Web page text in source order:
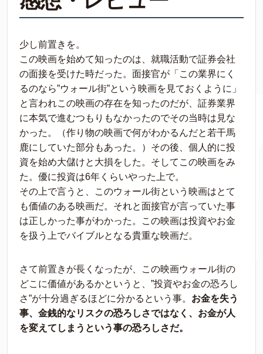
少し前置きを。
この映画を始めて知ったのは、就職活動で証券会社
の面接を受けた時だった。面接官が「この業界にく
るのなら”ウォール街”という映画を見ておくように」
と言われこの映画の存在を知ったのだが、証券業界
に本気で進むつもりもなかったのでその当時は見な
かった。（作り物の映画で何がわかるんだと若干馬
鹿にしていた部分もあった。）その後、個人的に投
資を始め大儲けと大損をした。そしてこの映画をみ
た。優に投資は6年くらいやった上で。
その上で言うと、このウォール街という映画はとて
も価値のある映画だ。それと面接官が言っていた事
は正しかった事がわかった。この映画は投資やお金
を扱う上でバイブルとなる貴重な映画だ。
さて前置きが長くなったが、この映画ウォール街の
どこに価値があるかというと、”投資やお金の恐ろし
さ”が十分過ぎるほどに分かるという事。 お金を失う
事、金銭的なリスクの恐ろしさではなく、お金が人
を変えてしまうという事の恐ろしさだ。